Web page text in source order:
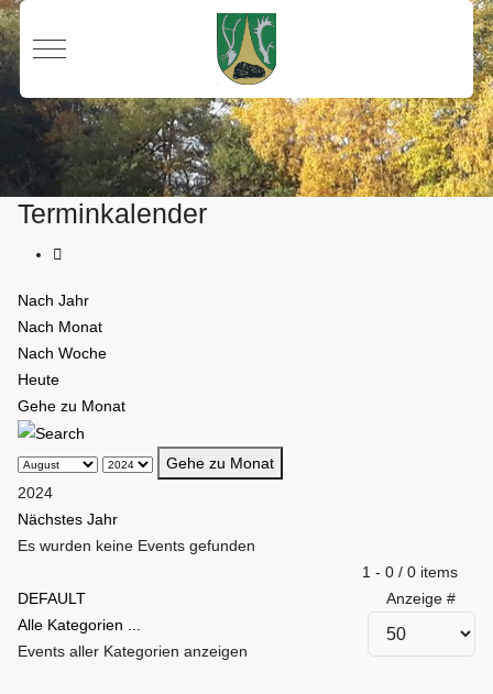
Mobile Menu Toggle
Terminkalender
Nach Jahr
Nach Monat
Nach Woche
Heute
Gehe zu Monat
Gehe zu Monat
2024
Nächstes Jahr
Es wurden keine Events gefunden
1 - 0 / 0 items
Anzeige #
DEFAULT
Alle Kategorien ...
Events aller Kategorien anzeigen